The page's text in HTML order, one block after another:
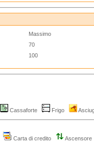
Massimo
70
100
Cassaforte Frigo
Carta di credito Ascensore